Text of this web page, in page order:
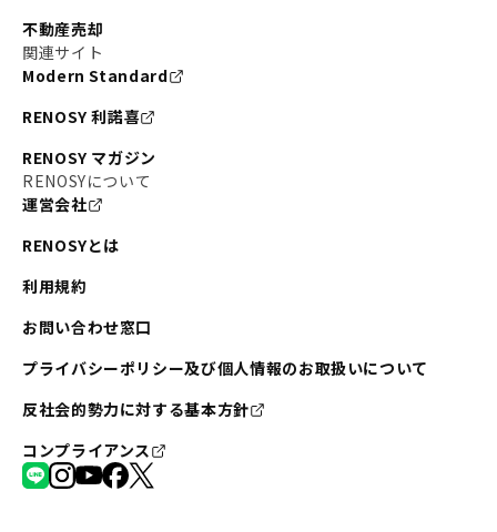
不動産売却
関連サイト
Modern Standard
RENOSY 利諾喜
RENOSY マガジン
RENOSYについて
運営会社
RENOSYとは
利用規約
お問い合わせ窓口
プライバシーポリシー及び個人情報のお取扱いについて
反社会的勢力に対する基本方針
コンプライアンス